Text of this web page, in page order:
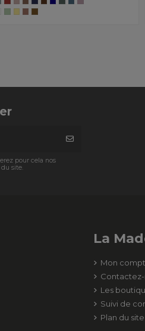
pour cela nos
site.
La
Mon
Les
Suivi de
Plan du site